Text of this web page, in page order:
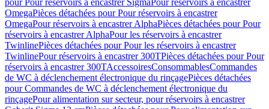
pour Pour réservoirs à encastrer SigmaPour réservoirs à encastrer
OmegaPièces détachées pour Pour réservoirs à encastrer
OmegaPour réservoirs à encastrer AlphaPièces détachées pour Pour
réservoirs à encastrer AlphaPour les réservoirs à encastrer
TwinlinePièces détachées pour Pour les réservoirs à encastrer
TwinlinePour réservoirs à encastrer 300TPièces détachées pour Pour
réservoirs à encastrer 300TAccessoiresConsommablesCommandes
de WC à déclenchement électronique du rinçagePièces détachées
pour Commandes de WC à déclenchement électronique du
rinçagePour alimentation sur secteur, pour réservoirs à encastrer